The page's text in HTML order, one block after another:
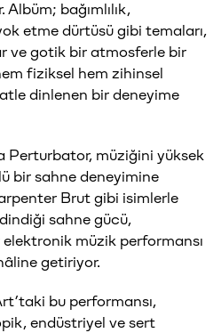
bağımlılık,
etme dürtüsü gibi temaları,
ve gotik bir atmosferle bir
fiziksel hem zihinsel
dinlenen bir deneyime
Perturbator, müziğini yüksek
bir sahne deneyimine
Brut gibi isimlerle
sahne gücü,
müzik performansı
getiriyor.
bu performansı,
endüstriyel ve sert